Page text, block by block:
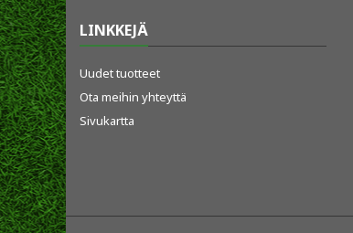
LINKKEJÄ
Uudet tuotteet
Ota meihin yhteyttä
Sivukartta